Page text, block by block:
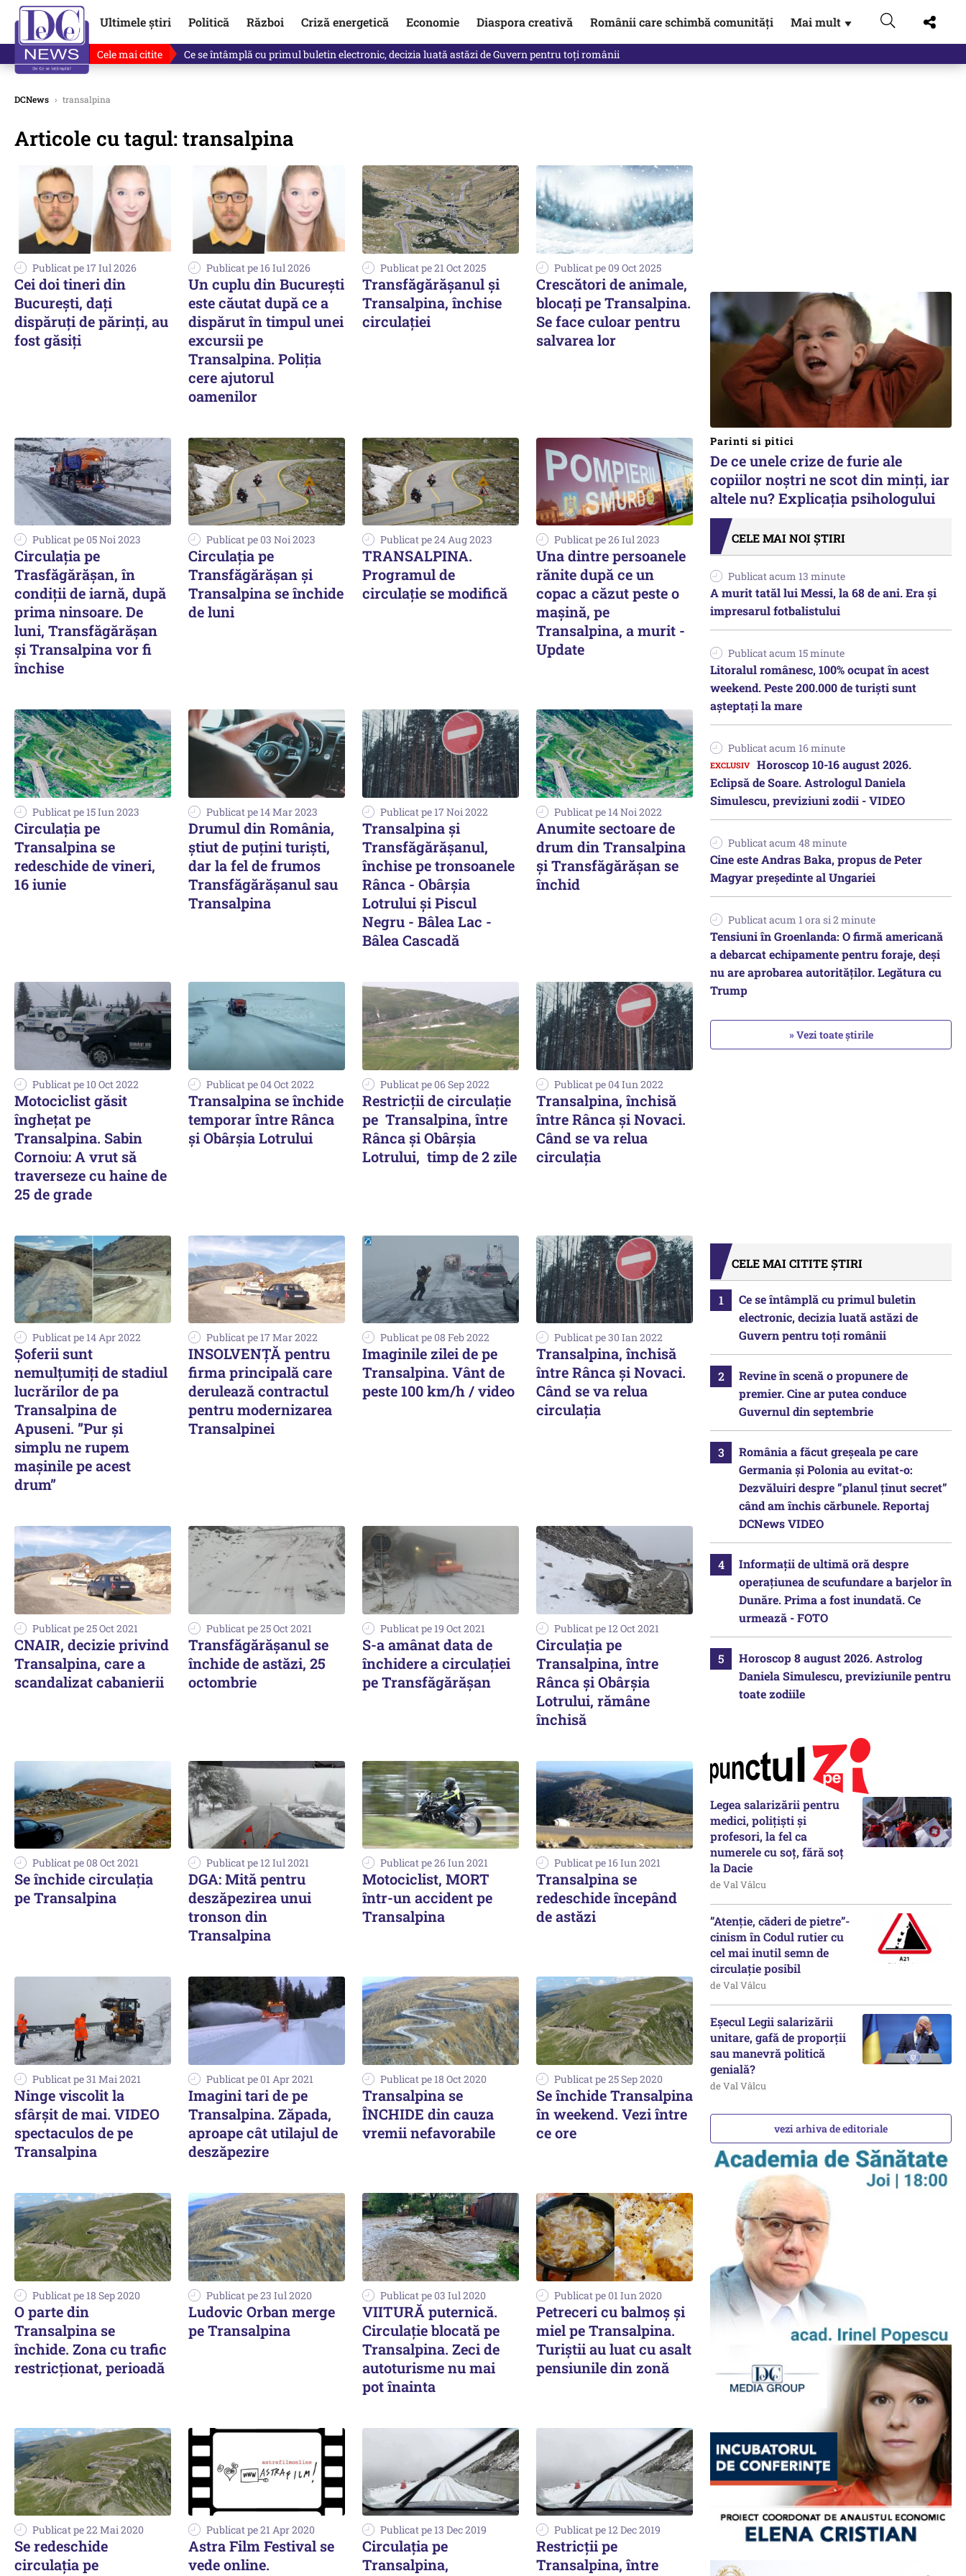
Ultimele știri Politică Război Criză energetică Economie Diaspora creativă Românii care schimbă comunități Mai mult ▼
Cele mai citite Ce se întâmplă cu primul buletin electronic, decizia luată astăzi de Guvern pentru toți românii
DCNews › transalpina
Articole cu tagul: transalpina
Publicat pe 17 Iul 2026
Cei doi tineri din
Bucureşti, daţi
dispăruţi de părinţi, au
fost găsiţi
Publicat pe 16 Iul 2026
Un cuplu din București
este căutat după ce a
dispărut în timpul unei
excursii pe
Transalpina. Poliția
cere ajutorul
oamenilor
Publicat pe 21 Oct 2025
Transfăgărășanul și
Transalpina, închise
circulației
Publicat pe 09 Oct 2025
Crescători de animale,
blocați pe Transalpina.
Se face culoar pentru
salvarea lor
Publicat pe 05 Noi 2023
Circulația pe
Trasfăgărășan, în
condiții de iarnă, după
prima ninsoare. De
luni, Transfăgărășan
și Transalpina vor fi
închise
Publicat pe 03 Noi 2023
Circulația pe
Transfăgărășan și
Transalpina se închide
de luni
Publicat pe 24 Aug 2023
TRANSALPINA.
Programul de
circulație se modifică
Publicat pe 26 Iul 2023
Una dintre persoanele
rănite după ce un
copac a căzut peste o
maşină, pe
Transalpina, a murit -
Update
Publicat pe 15 Iun 2023
Circulația pe
Transalpina se
redeschide de vineri,
16 iunie
Publicat pe 14 Mar 2023
Drumul din România,
știut de puțini turiști,
dar la fel de frumos
Transfăgărășanul sau
Transalpina
Publicat pe 17 Noi 2022
Transalpina şi
Transfăgărăşanul,
închise pe tronsoanele
Rânca - Obârşia
Lotrului şi Piscul
Negru - Bâlea Lac -
Bâlea Cascadă
Publicat pe 14 Noi 2022
Anumite sectoare de
drum din Transalpina
şi Transfăgărăşan se
închid
Publicat pe 10 Oct 2022
Motociclist găsit
îngheţat pe
Transalpina. Sabin
Cornoiu: A vrut să
traverseze cu haine de
25 de grade
Publicat pe 04 Oct 2022
Transalpina se închide
temporar între Rânca
și Obârșia Lotrului
Publicat pe 06 Sep 2022
Restricții de circulație
pe Transalpina, între
Rânca și Obârșia
Lotrului, timp de 2 zile
Publicat pe 04 Iun 2022
Transalpina, închisă
între Rânca şi Novaci.
Când se va relua
circulația
Publicat pe 14 Apr 2022
Șoferii sunt
nemulțumiți de stadiul
lucrărilor de pa
Transalpina de
Apuseni. ”Pur și
simplu ne rupem
mașinile pe acest
drum”
Publicat pe 17 Mar 2022
INSOLVENȚĂ pentru
firma principală care
derulează contractul
pentru modernizarea
Transalpinei
Publicat pe 08 Feb 2022
Imaginile zilei de pe
Transalpina. Vânt de
peste 100 km/h / video
Publicat pe 30 Ian 2022
Transalpina, închisă
între Rânca şi Novaci.
Când se va relua
circulația
Publicat pe 25 Oct 2021
CNAIR, decizie privind
Transalpina, care a
scandalizat cabanierii
Publicat pe 25 Oct 2021
Transfăgărășanul se
închide de astăzi, 25
octombrie
Publicat pe 19 Oct 2021
S-a amânat data de
închidere a circulaţiei
pe Transfăgărăşan
Publicat pe 12 Oct 2021
Circulația pe
Transalpina, între
Rânca și Obârșia
Lotrului, rămâne
închisă
Publicat pe 08 Oct 2021
Se închide circulația
pe Transalpina
Publicat pe 12 Iul 2021
DGA: Mită pentru
deszăpezirea unui
tronson din
Transalpina
Publicat pe 26 Iun 2021
Motociclist, MORT
într-un accident pe
Transalpina
Publicat pe 16 Iun 2021
Transalpina se
redeschide începând
de astăzi
Publicat pe 31 Mai 2021
Ninge viscolit la
sfârșit de mai. VIDEO
spectaculos de pe
Transalpina
Publicat pe 01 Apr 2021
Imagini tari de pe
Transalpina. Zăpada,
aproape cât utilajul de
deszăpezire
Publicat pe 18 Oct 2020
Transalpina se
ÎNCHIDE din cauza
vremii nefavorabile
Publicat pe 25 Sep 2020
Se închide Transalpina
în weekend. Vezi între
ce ore
Publicat pe 18 Sep 2020
O parte din
Transalpina se
închide. Zona cu trafic
restricționat, perioadă
Publicat pe 23 Iul 2020
Ludovic Orban merge
pe Transalpina
Publicat pe 03 Iul 2020
VIITURĂ puternică.
Circulație blocată pe
Transalpina. Zeci de
autoturisme nu mai
pot înainta
Publicat pe 01 Iun 2020
Petreceri cu balmoș și
miel pe Transalpina.
Turiștii au luat cu asalt
pensiunile din zonă
Publicat pe 22 Mai 2020
Se redeschide
circulația pe
Publicat pe 21 Apr 2020
Astra Film Festival se
vede online.
Publicat pe 13 Dec 2019
Circulația pe
Transalpina,
Publicat pe 12 Dec 2019
Restricţii pe
Transalpina, între
Parinti si pitici
De ce unele crize de furie ale
copiilor noștri ne scot din minți, iar
altele nu? Explicația psihologului
CELE MAI NOI ȘTIRI
Publicat acum 13 minute
A murit tatăl lui Messi, la 68 de ani. Era și
impresarul fotbalistului
Publicat acum 15 minute
Litoralul românesc, 100% ocupat în acest
weekend. Peste 200.000 de turiști sunt
așteptați la mare
Publicat acum 16 minute
Horoscop 10-16 august 2026.
Eclipsă de Soare. Astrologul Daniela
Simulescu, previziuni zodii - VIDEO
Publicat acum 48 minute
Cine este Andras Baka, propus de Peter
Magyar președinte al Ungariei
Publicat acum 1 ora si 2 minute
Tensiuni în Groenlanda: O firmă americană
a debarcat echipamente pentru foraje, deși
nu are aprobarea autorităților. Legătura cu
Trump
» Vezi toate știrile
CELE MAI CITITE ȘTIRI
Ce se întâmplă cu primul buletin
electronic, decizia luată astăzi de
Guvern pentru toți românii
Revine în scenă o propunere de
premier. Cine ar putea conduce
Guvernul din septembrie
România a făcut greșeala pe care
Germania și Polonia au evitat-o:
Dezvăluiri despre ”planul ținut secret”
când am închis cărbunele. Reportaj
DCNews VIDEO
Informații de ultimă oră despre
operațiunea de scufundare a barjelor în
Dunăre. Prima a fost inundată. Ce
urmează - FOTO
Horoscop 8 august 2026. Astrolog
Daniela Simulescu, previziunile pentru
toate zodiile
Legea salarizării pentru
medici, polițiști și
profesori, la fel ca
numerele cu soț, fără soț
la Dacie
de Val Vâlcu
”Atenție, căderi de pietre”-
cinism în Codul rutier cu
cel mai inutil semn de
circulație posibil
de Val Vâlcu
Eșecul Legii salarizării
unitare, gafă de proporții
sau manevră politică
genială?
de Val Vâlcu
vezi arhiva de editoriale